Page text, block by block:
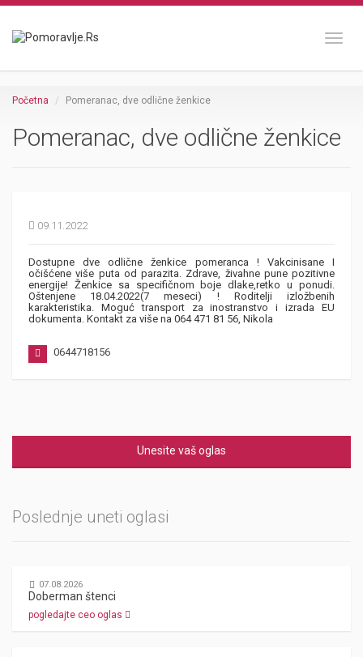
Početna Pomeranac, dve odlične ženkice
Pomeranac, dve odlične ženkice
09.11.2022
Dostupne dve odlične ženkice pomeranca ! Vakcinisane I
očišćene više puta od parazita. Zdrave, živahne pune pozitivne
energije! Ženkice sa specifičnom boje dlake,retko u ponudi.
Oštenjene 18.04.2022(7 meseci) ! Roditelji izložbenih
karakteristika. Moguć transport za inostranstvo i izrada EU
dokumenta. Kontakt za više na 064 471 81 56, Nikola
0644718156
Unesite vaš oglas
Poslednje uneti oglasi
07.08.2026
Doberman štenci
pogledajte ceo oglas